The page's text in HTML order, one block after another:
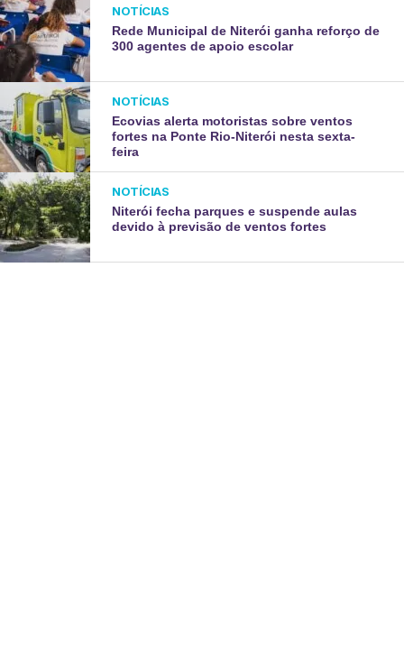
NOTÍCIAS
Rede Municipal de Niterói ganha reforço de
300 agentes de apoio escolar
NOTÍCIAS
Ecovias alerta motoristas sobre ventos
fortes na Ponte Rio-Niterói nesta sexta-
feira
NOTÍCIAS
Niterói fecha parques e suspende aulas
devido à previsão de ventos fortes